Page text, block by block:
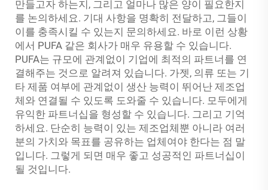
만들고자 하는지, 그리고 얼마나 많은 양이 필요한지
를 논의하세요. 기대 사항을 명확히 전달하고, 그들이
이를 충족시킬 수 있는지 문의하세요. 바로 이런 상황
에서 PUFA 같은 회사가 매우 유용할 수 있습니다.
PUFA는 규모에 관계없이 기업에 최적의 파트너를 연
결해주는 것으로 알려져 있습니다. 가젯, 의류 또는 기
타 제품 여부에 관계없이 생산 능력이 뛰어난 제조업
체와 연결될 수 있도록 도와줄 수 있습니다. 모두에게
유익한 파트너십을 형성할 수 있습니다. 그리고 기억
하세요. 단순히 능력이 있는 제조업체뿐 아니라 여러
분의 가치와 목표를 공유하는 업체여야 한다는 점 말
입니다. 그렇게 되면 매우 좋고 성공적인 파트너십이
될 것입니다.